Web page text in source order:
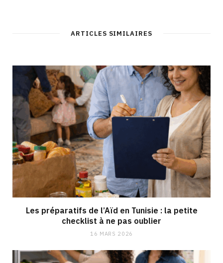
ARTICLES SIMILAIRES
Les préparatifs de l’Aïd en Tunisie : la petite
checklist à ne pas oublier
16 MARS 2026